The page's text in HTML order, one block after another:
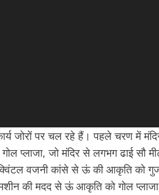
जोरों पर चल रहे हैं। पहले चरण में
गोल प्लाजा, जो मंदिर से लगभग ढाई
वजनी कांसे से ऊं की आकृति को
मशीन की मदद से ऊं आकृति को गोल